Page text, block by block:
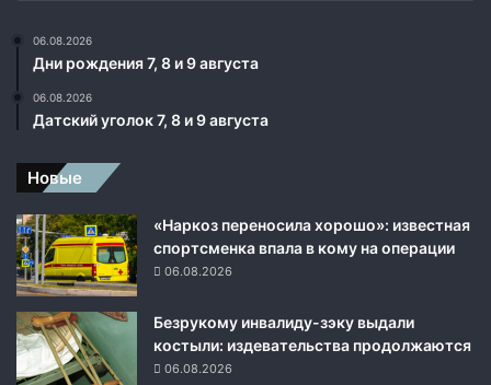
06.08.2026
Дни рождения 7, 8 и 9 августа
06.08.2026
Датский уголок 7, 8 и 9 августа
Новые
«Наркоз переносила хорошо»: известная
спортсменка впала в кому на операции
06.08.2026
Безрукому инвалиду-зэку выдали
костыли: издевательства продолжаются
06.08.2026